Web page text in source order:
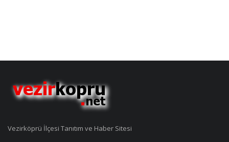
Vezirköprü İlçesi Tanıtım ve Haber Sitesi